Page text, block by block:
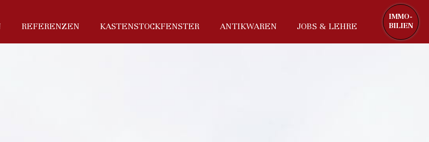
REFERENZEN KASTENSTOCKFENSTER ANTIKWAREN JOBS & LEHRE
IMMO-
BILIEN